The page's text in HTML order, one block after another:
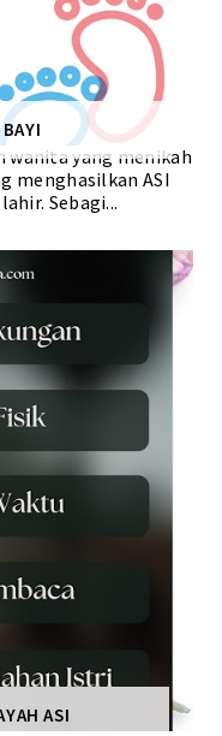
wanita yang menikah
menghasilkan ASI
Sebagi...
ASI